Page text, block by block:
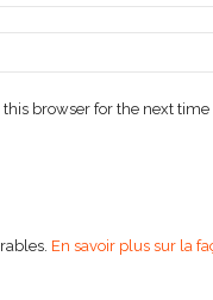
browser for the next
En savoir plus sur la